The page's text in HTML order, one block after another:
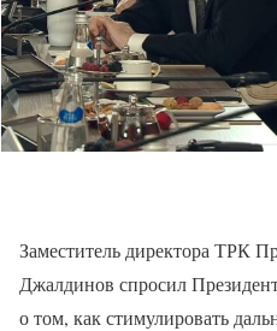
Заместитель директора ТРК
Джалдинов спросил
о том, как стимулировать